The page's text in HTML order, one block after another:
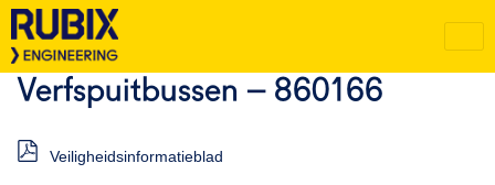
Verfspuitbussen – 860166
Veiligheidsinformatieblad